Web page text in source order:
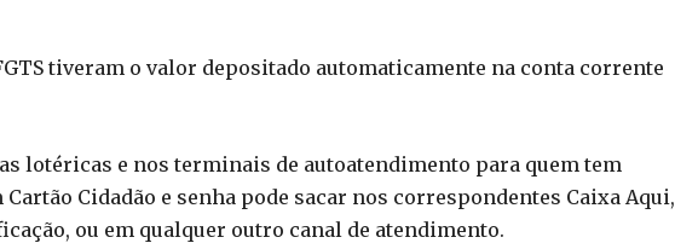
tiveram o valor depositado automaticamente na conta corrente
lotéricas e nos terminais de autoatendimento para quem tem
Cartão Cidadão e senha pode sacar nos correspondentes Caixa Aqui,
ou em qualquer outro canal de atendimento.